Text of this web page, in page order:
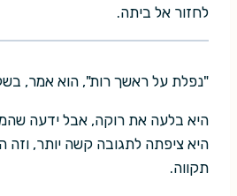
לחזור אל ביתה.
"נפלת על ראשך רות", הוא אמר,
היא בלעה את רוקה, אבל ידעה
היא ציפתה לתגובה קשה יותר, וזה
תקווה.